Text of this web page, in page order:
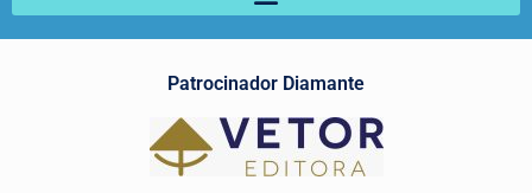
Patrocinador Diamante